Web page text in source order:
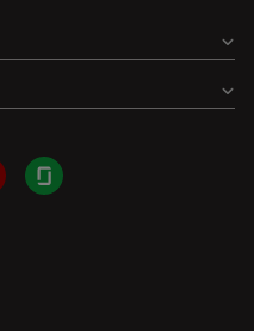
Glassdoor